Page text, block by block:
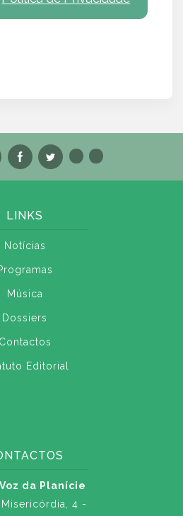
LINKS
Notícias
Música
Dossiers
Contactos
Editorial
da Planície
Misericórdia, 4 -